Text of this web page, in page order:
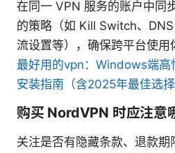
在同一 VPN 服务的账户中同
的策略（如 Kill Switch、
流设置等），确保跨平台使用
最好用的vpn：Windows端高
安装指南（含2025年最佳选择
购买 NordVPN 时应注意
关注是否有隐藏条款、退款